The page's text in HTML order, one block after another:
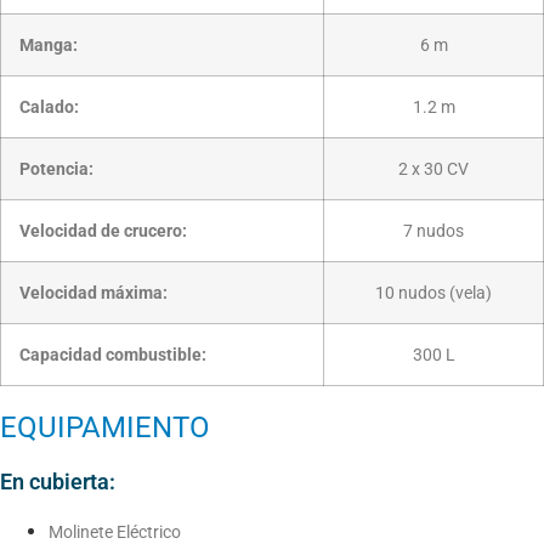
Manga: 6 m
Calado: 1.2 m
Potencia: 2 x 30 CV
Velocidad de crucero: 7 nudos
Velocidad máxima: 10 nudos (vela)
Capacidad combustible: 300 L
EQUIPAMIENTO
En cubierta:
Molinete Eléctrico